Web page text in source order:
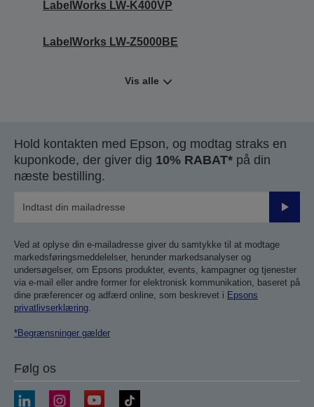
LabelWorks LW-K400VP
LabelWorks LW-Z5000BE
Vis alle
Hold kontakten med Epson, og modtag straks en
kuponkode, der giver dig 10% RABAT* på din
næste bestilling.
Send
Ved at oplyse din e-mailadresse giver du samtykke til at modtage
markedsføringsmeddelelser, herunder markedsanalyser og
undersøgelser, om Epsons produkter, events, kampagner og tjenester
via e-mail eller andre former for elektronisk kommunikation, baseret på
dine præferencer og adfærd online, som beskrevet i Epsons
privatlivserklæring
*Begrænsninger gælder
Følg os